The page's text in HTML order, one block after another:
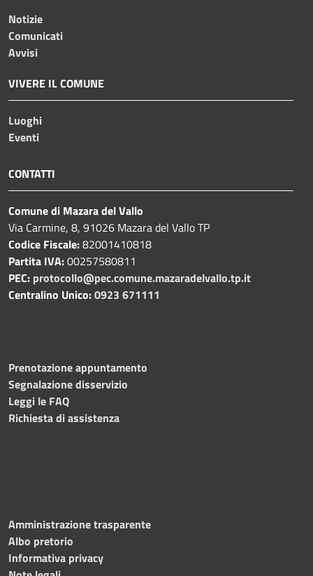
Notizie
Comunicati
Avvisi
VIVERE IL COMUNE
Luoghi
Eventi
CONTATTI
Comune di Mazara del Vallo
Via Carmine, 8, 91026 Mazara del Vallo TP
Codice Fiscale:82001410818
Partita IVA:00257580811
PEC: protocollo@pec.comune.mazaradelvallo.tp.it
Centralino Unico:0923 671111
Prenotazione appuntamento
Segnalazione disservizio
Leggi le FAQ
Richiesta di assistenza
Amministrazione trasparente
Albo pretorio
Informativa privacy